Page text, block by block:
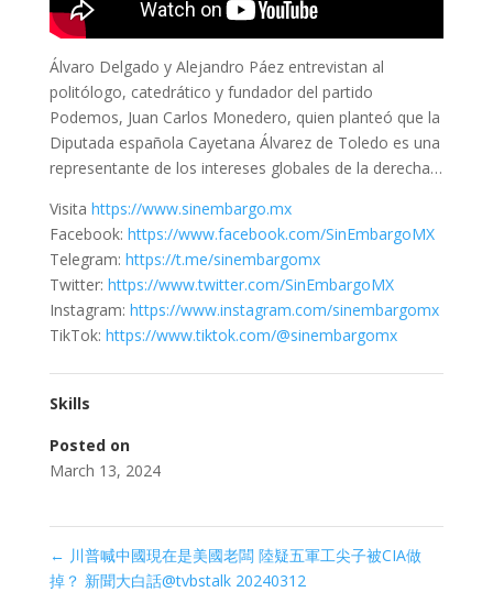
Álvaro Delgado y Alejandro Páez entrevistan al
politólogo, catedrático y fundador del partido
Podemos, Juan Carlos Monedero, quien planteó que la
Diputada española Cayetana Álvarez de Toledo es una
representante de los intereses globales de la derecha…
Visita https://www.sinembargo.mx
Facebook: https://www.facebook.com/SinEmbargoMX
Telegram: https://t.me/sinembargomx
Twitter: https://www.twitter.com/SinEmbargoMX
Instagram: https://www.instagram.com/sinembargomx
TikTok: https://www.tiktok.com/@sinembargomx
Skills
Posted on
March 13, 2024
← 川普喊中國現在是美國老闆 陸疑五軍工尖子被CIA做
掉？ 新聞大白話@tvbstalk 20240312